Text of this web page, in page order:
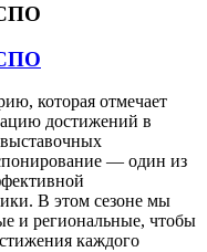
которая отмечает
достижений в
— один из
В этом сезоне мы
и региональные, чтобы
каждого